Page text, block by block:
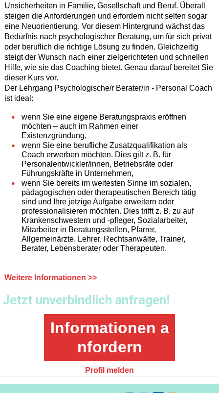
Profil melden
Unsicherheiten in Familie, Gesellschaft und Beruf. Überall
steigen die Anforderungen und erfordern nicht selten sogar
eine Neuorientierung. Vor diesem Hintergrund wächst das
Bedürfnis nach psychologischer Beratung, um für sich privat
oder beruflich die richtige Lösung zu finden. Gleichzeitig
steigt der Wunsch nach einer zielgerichteten und schnellen
Hilfe, wie sie das Coaching bietet. Genau darauf bereitet Sie
dieser Kurs vor.
Der Lehrgang Psychologische/r Berater/in - Personal Coach
ist ideal:
wenn Sie eine eigene Beratungspraxis eröffnen
möchten – auch im Rahmen einer
Existenzgründung,
wenn Sie eine berufliche Zusatzqualifikation als
Coach erwerben möchten. Dies gilt z. B. für
Personalentwickler/innen, Betriebsräte oder
Führungskräfte in Unternehmen,
wenn Sie bereits im weitesten Sinne im sozialen,
pädagogischen oder therapeutischen Bereich tätig
sind und Ihre jetzige Aufgabe erweitern oder
professionalisieren möchten. Dies trifft z. B. zu auf
Krankenschwestern und -pfleger, Sozialarbeiter,
Mitarbeiter in Beratungsstellen, Pfarrer,
Allgemeinärzte, Lehrer, Rechtsanwälte, Trainer,
Berater, Lebensberater oder Therapeuten.
Weitere Informationen >>
Jetzt unverbindlich anfragen!
Informationen a
nfordern